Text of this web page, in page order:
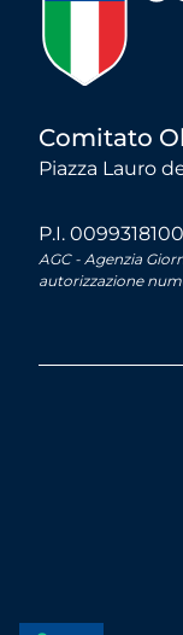
Comitato
Piazza Lauro
P.I.
AGC - Agenzia
autorizzazione